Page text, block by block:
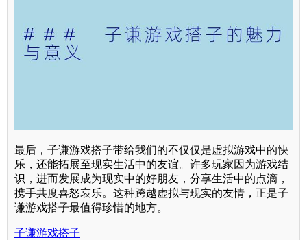
最后，子谦游戏搭子带给我们的不仅仅是虚拟游戏中的快
乐，还能拓展至现实生活中的友谊。许多玩家因为游戏结
识，进而发展成为现实中的好朋友，分享生活中的点滴，
携手共度喜怒哀乐。这种跨越虚拟与现实的友情，正是子
谦游戏搭子最值得珍惜的地方。
子谦游戏搭子